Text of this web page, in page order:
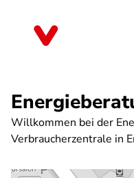
Willkommen bei der
Verbraucherzentrale in